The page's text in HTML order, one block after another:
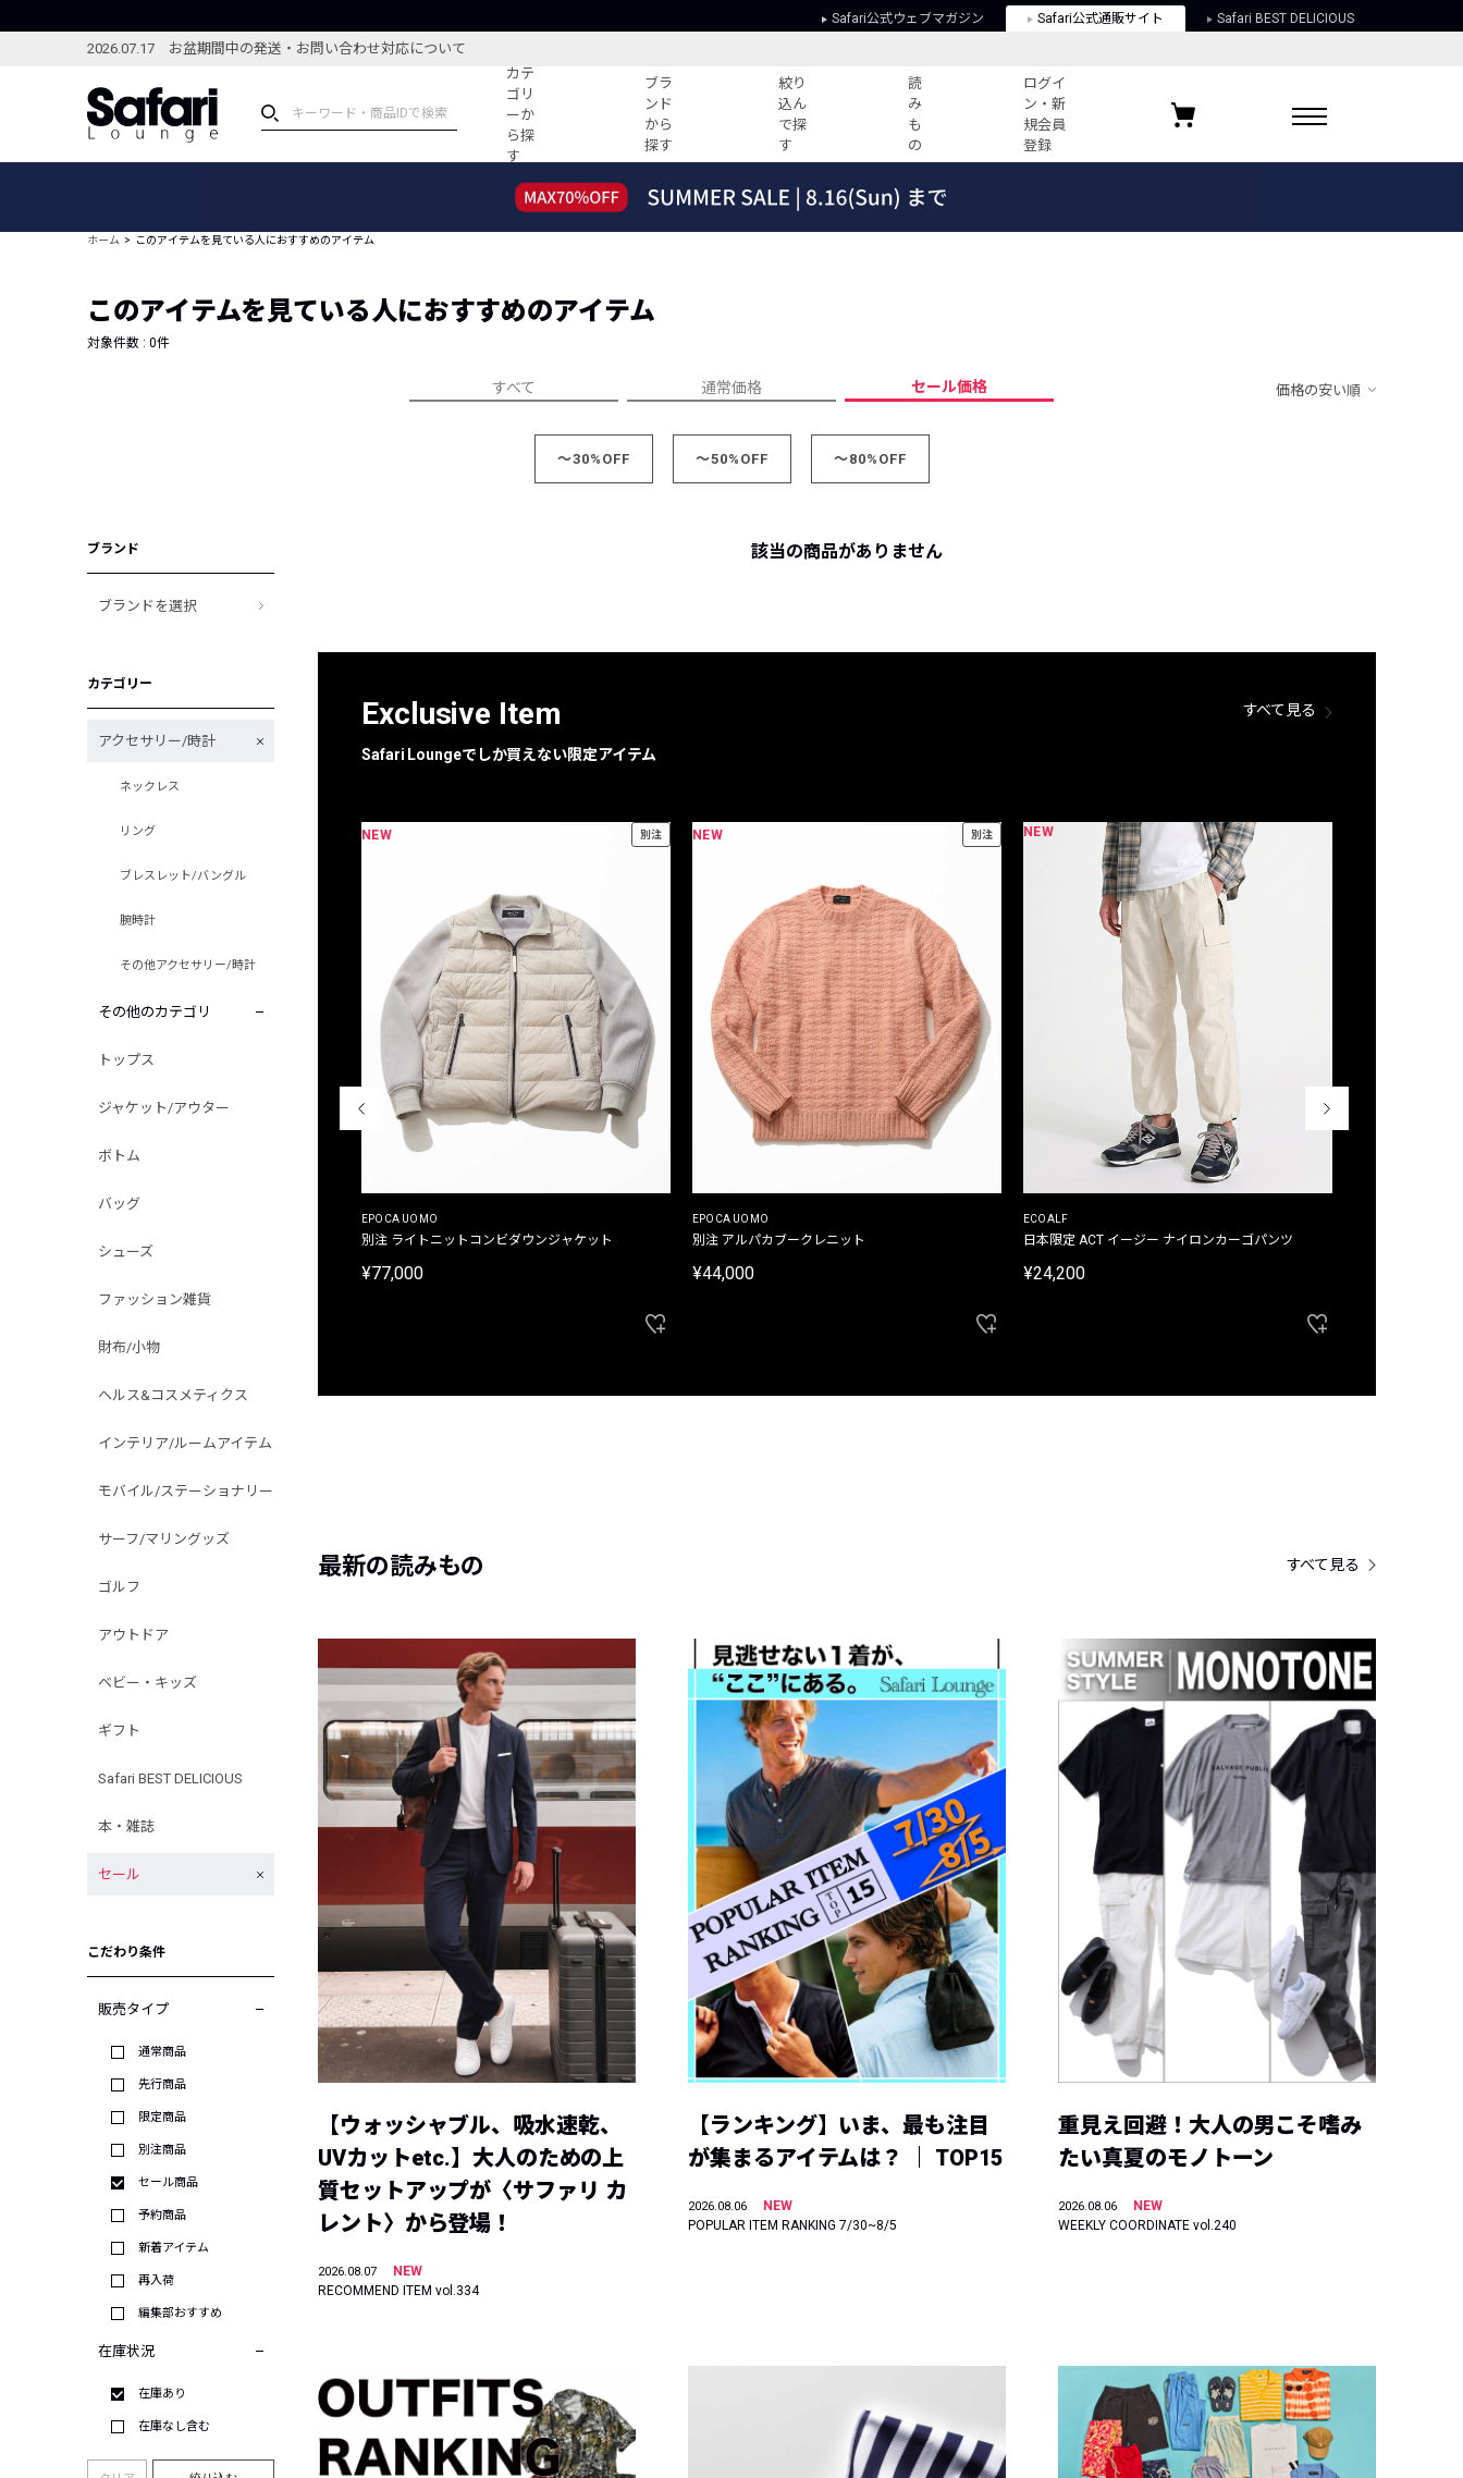
Safari公式ウェブマガジン Safari公式通販サイト Safari BEST DELICIOUS
2026.07.17 お盆期間中の発送・お問い合わせ対応について
カテ
ゴリ
ーか
ら探
す
ブラ
ンド
から
探す
絞り
込ん
で探
す
読
み
も
の
ログイ
ン・新
規会員
登録
ブランドから探す
新着アイテム
編集部のおすすめアイテム
特集記事
コーディネート
すべての記事
ーデ紹介
人気記事ランキング
ウィークリーコーデ
プライバシーポリシー
お気に入りブランド
ホーム このアイテムを見ている人におすすめのアイテム
このアイテムを見ている人におすすめのアイテム
対象件数 : 0件
すべて 通常価格 セール価格 価格の安い順
～30%OFF ～50%OFF ～80%OFF
ブランド
ブランドを選択
カテゴリー
アクセサリー/時計
ネックレス
リング
ブレスレット/バングル
腕時計
その他アクセサリー/時計
その他のカテゴリ
トップス
ジャケット/アウター
ボトム
バッグ
シューズ
ファッション雑貨
財布/小物
ヘルス&コスメティクス
インテリア/ルームアイテム
モバイル/ステーショナリー
サーフ/マリングッズ
ゴルフ
アウトドア
ベビー・キッズ
ギフト
Safari BEST DELICIOUS
本・雑誌
セール
こだわり条件
販売タイプ
通常商品
先行商品
限定商品
別注商品
セール商品
予約商品
新着アイテム
再入荷
編集部おすすめ
在庫状況
在庫あり
在庫なし含む
該当の商品がありません
Exclusive Item
Safari Loungeでしか買えない限定アイテム
すべて見る
NEW 別注
EPOCA UOMO
別注 ライトニットコンビダウンジャケット
¥77,000
NEW 別注
EPOCA UOMO
別注 アルパカブークレニット
¥44,000
NEW
ECOALF
日本限定 ACT イージー ナイロンカーゴパンツ
¥24,200
最新の読みもの すべて見る
【ウォッシャブル、吸水速乾、
UVカットetc.】大人のための上
質セットアップが〈サファリ カ
レント〉から登場！
2026.08.07
NEW
RECOMMEND ITEM vol.334
【ランキング】いま、最も注目
が集まるアイテムは？ ｜ TOP15
2026.08.06
NEW
POPULAR ITEM RANKING 7/30~8/5
重見え回避！大人の男こそ嗜み
たい真夏のモノトーン
2026.08.06
NEW
WEEKLY COORDINATE vol.240